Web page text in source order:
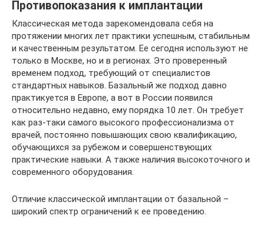
Противопоказания к имплантации
Классическая метода зарекомендовала себя на
протяжении многих лет практики успешным, стабильным
и качественным результатом. Ее сегодня используют не
только в Москве, но и в регионах. Это проверенный
временем подход, требующий от специалистов
стандартных навыков. Базальный же подход давно
практикуется в Европе, а вот в России появился
относительно недавно, ему порядка 10 лет. Он требует
как раз-таки самого высокого профессионализма от
врачей, постоянно повышающих свою квалификацию,
обучающихся за рубежом и совершенствующих
практические навыки. А также наличия высокоточного и
современного оборудования.
Отличие классической имплантации от базальной –
широкий спектр ограничений к ее проведению.